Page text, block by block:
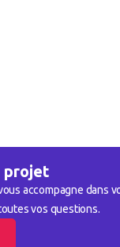
projet
accompagne dans
vos questions.